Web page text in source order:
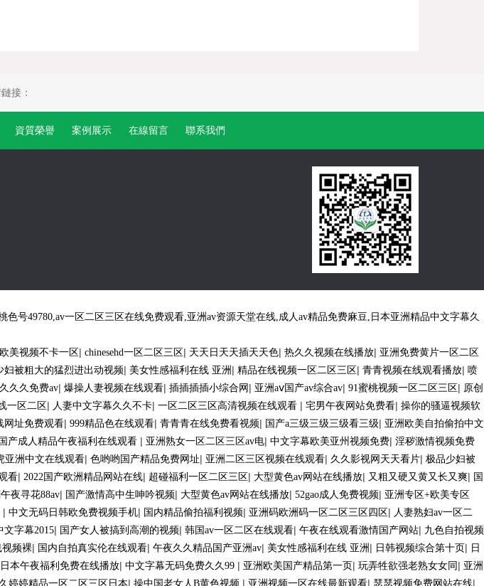
接：
資質榮譽 案例展示 在線留言 聯系我們
号49780,av一区二区三区在线免费观看,亚洲av资源天堂在线,成人av精品免费麻豆,日本亚洲精品中文字幕久
美视频不卡一区 | chinesehd一区二区三区 | 天天日天天插天天色| 热久久视频在线播放| 亚洲免费黄片一区二区
妇被粗大的猛烈进出动视频| 美女性感福利在线 亚洲 | 精品在线视频一区二区三区 | 青青视频在线观看播放| 喷
久久免费av| 爆操人妻视频在线观看| 插插插插小综合网 | 亚洲aⅴ国产av综合av| 91蜜桃视频一区二区三区 | 原创
一区二区| 人妻中文字幕久久不卡| 一区二区三区高清视频在线观看 | 宅男午夜网站免费看| 操你的骚逼视频软
网址免费观看| 999精品色在线观看| 青青青在线免费看视频| 国产a三级三级三级看三级| 亚洲欧美自拍偷拍中文
国产成人精品午夜福利在线观看 | 亚洲熟女一区二区三区av电| 中文字幕欧美亚州视频免费| 淫秽激情视频免费
亚洲中文在线观看| 色哟哟国产精品免费网址| 亚洲二区三区视频在线观看| 久久影视网天天看片| 极品少妇被
看| 2022国产欧洲精品网站在线| 超碰福利一区二区三区 | 大型黄色av网站在线播放| 又粗又硬又黄又长又爽| 国
夜寻花88av| 国产激情高中生呻吟视频| 大型黄色av网站在线播放| 52gao成人免费视频| 亚洲专区+欧美专区
| 中文无码日韩欧免费视频手机| 国内精品偷拍福利视频| 亚洲码欧洲码一区二区三区四区 | 人妻熟妇av一区二
文字幕2015| 国产女人被搞到高潮的视频| 韩国av一区二区在线观看| 午夜在线观看激情国产网站| 九色自拍视频
频裸| 国内自拍真实伦在线观看| 午夜久久精品国产亚洲av| 美女性感福利在线 亚洲 | 日韩视频综合第十页| 日
日本午夜福利免费在线播放| 中文字幕无码免费久久99 | 亚洲欧美国产精品第一页| 玩弄牲欲强老熟女女同 | 亚洲
婷婷精品一区二区三区日本| 操中国老女人B黄色视频 | 亚洲视频一区在线最新观看| 瑟瑟视频免费网站在线|